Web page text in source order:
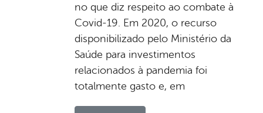
no que diz respeito ao combate à
Covid-19. Em 2020, o recurso
disponibilizado pelo Ministério da
Saúde para investimentos
relacionados à pandemia foi
totalmente gasto e, em